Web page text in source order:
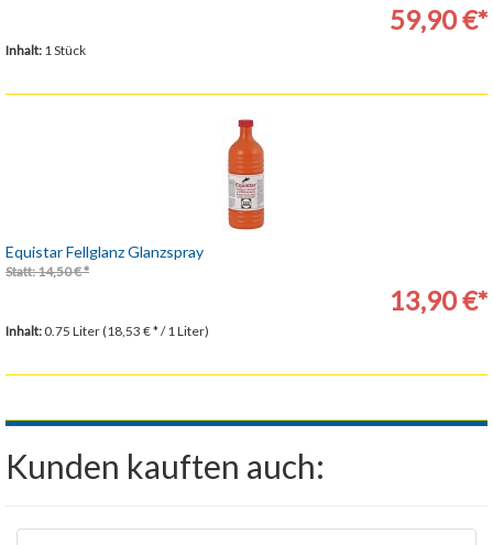
59,90 €*
Inhalt: 1 Stück
Equistar Fellglanz Glanzspray
Statt: 14,50 € *
13,90 €*
Inhalt: 0.75 Liter (18,53 € * / 1 Liter)
Kunden kauften auch: